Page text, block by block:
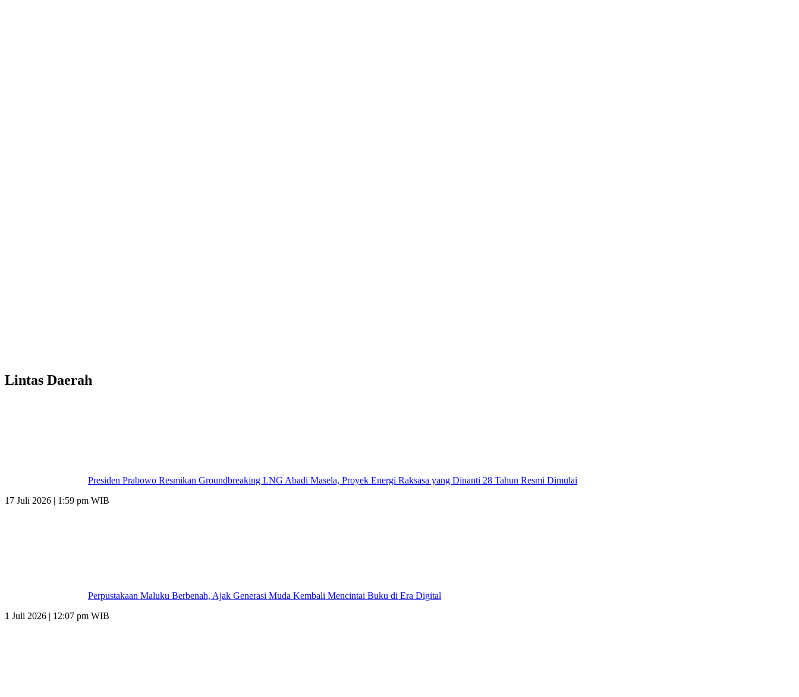
Lintas Daerah
Presiden Prabowo Resmikan Groundbreaking LNG Abadi Masela, Proyek Energi Raksasa yang Dinanti 28 Tahun Resmi Dimulai
17 Juli 2026 | 1:59 pm WIB
Perpustakaan Maluku Berbenah, Ajak Generasi Muda Kembali Mencintai Buku di Era Digital
1 Juli 2026 | 12:07 pm WIB